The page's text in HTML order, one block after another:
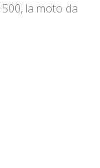
la moto da